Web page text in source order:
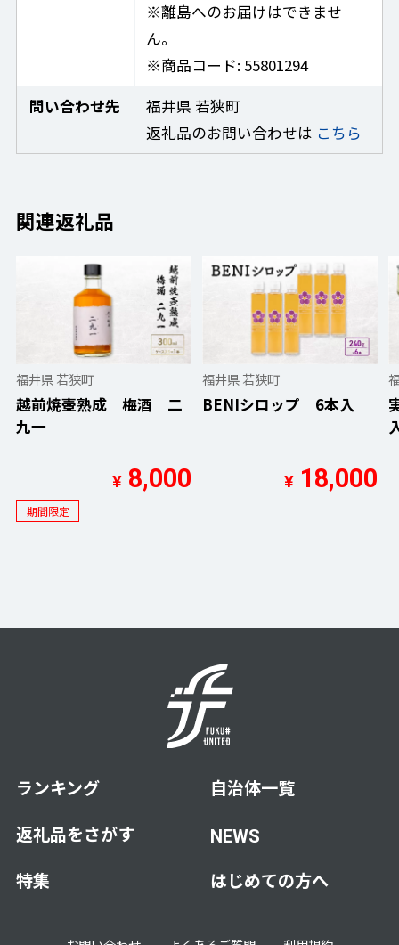
※離島へのお届けはできませ
ん。
※商品コード: 55801294
問い合わせ先
福井県 若狭町
返礼品のお問い合わせは こちら
関連返礼品
福井県 若狭町
越前焼壺熟成 梅酒 二
九一
¥ 8,000
期間限定
福井県 若狭町
BENIシロップ 6本入
¥ 18,000
ランキング
返礼品をさがす
特集
自治体一覧
NEWS
はじめての方へ